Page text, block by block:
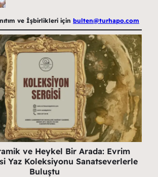
ve İşbirlikleri için bulten@turhapo.com
ve Heykel Bir Arada: Evrim
Yaz Koleksiyonu Sanatseverlerle
Buluştu